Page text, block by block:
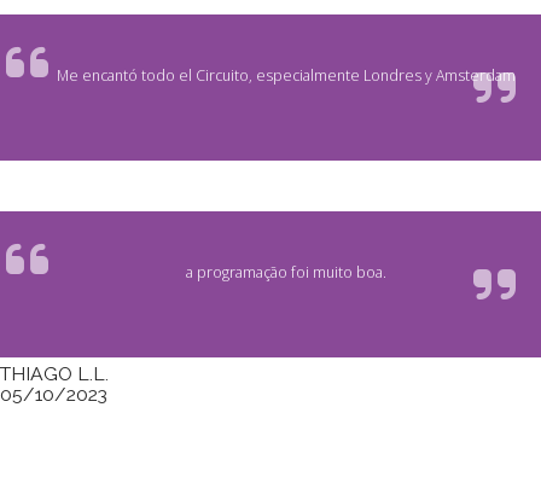
Me encantó todo el Circuito, especialmente Londres y Amsterdam
a programação foi muito boa.
THIAGO L.L.
05/10/2023